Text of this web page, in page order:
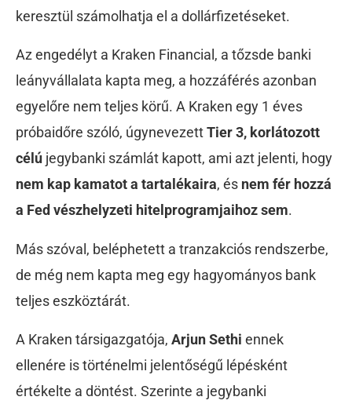
keresztül számolhatja el a dollárfizetéseket.
Az engedélyt a Kraken Financial, a tőzsde banki
leányvállalata kapta meg, a hozzáférés azonban
egyelőre nem teljes körű. A Kraken egy 1 éves
próbaidőre szóló, úgynevezettTier 3, korlátozott
célú jegybanki számlát kapott, ami azt jelenti, hogy
nem kap kamatot a tartalékaira, és nem fér hozzá
a Fed vészhelyzeti hitelprogramjaihoz sem.
Más szóval, beléphetett a tranzakciós rendszerbe,
de még nem kapta meg egy hagyományos bank
teljes eszköztárát.
A Kraken társigazgatója, Arjun Sethi ennek
ellenére is történelmi jelentőségű lépésként
értékelte a döntést. Szerinte a jegybanki